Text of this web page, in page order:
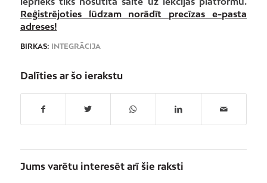
Reģistrējoties lūdzam norādīt precīzas e-pasta
adreses!
BIRKAS: INTEGRĀCIJA
Dalīties ar šo ierakstu
Jums varētu interesēt arī šie raksti